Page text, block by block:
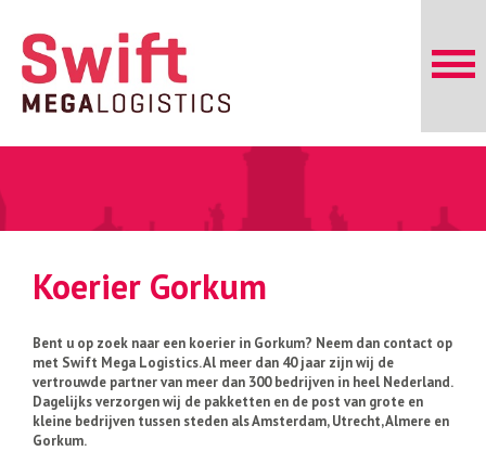
Koerier Gorkum
Bent u op zoek naar een koerier in Gorkum? Neem dan contact op
met Swift Mega Logistics. Al meer dan 40 jaar zijn wij de
vertrouwde partner van meer dan 300 bedrijven in heel Nederland.
Dagelijks verzorgen wij de pakketten en de post van grote en
kleine bedrijven tussen steden als Amsterdam, Utrecht, Almere en
Gorkum.